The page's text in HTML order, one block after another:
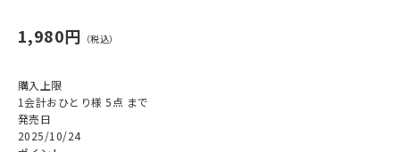
1,980円
購入上限
1会計おひとり様 5点 まで
発売日
2025/10/24